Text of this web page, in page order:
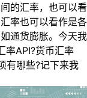
的汇率，也可以看
率也可以看作是各
通货膨胀。今天我
率API?货币汇率
有哪些?记下来我